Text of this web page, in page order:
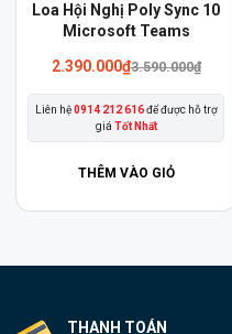
Loa Hội Nghị Poly Sync 10
Microsoft Teams
3.590.000₫
Giá
3.590.000₫.
2.390.000₫Giá
là:
2.390.000₫.
Liên hệ0914 212 616để được hỗ trợ
giá Tốt Nhất
THÊM VÀO GIỎ
THANH TOÁN